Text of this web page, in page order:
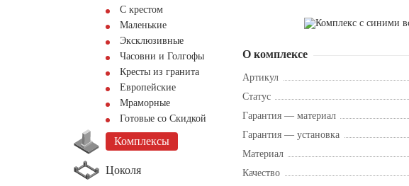
С крестом
Маленькие
Эксклюзивные
Часовни и Голгофы
Кресты из гранита
Европейские
Мраморные
Готовые со Скидкой
Комплексы
Цоколя
О комплексе
Артикул
Статус
Гарантия — материал
Гарантия — установка
Материал
Качество